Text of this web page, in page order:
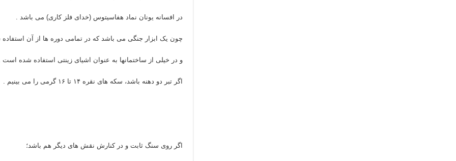
در افسانه یونان نماد هفاسیتوس (خدای فلز کاری) می باشد .
چون یک ابزار جنگی می باشد که در تمامی دوره ها از آن
و در خیلی از ساختمانها به عنوان اشیای زینتی استفاده شده است
اگر تبر دو دهنه باشد، سکه های نقره ۱۴ تا ۱۶ گرمی را می بینیم .
اگر روی سنگ ثابت و در کنارش نقش های دیگر هم باشد؛